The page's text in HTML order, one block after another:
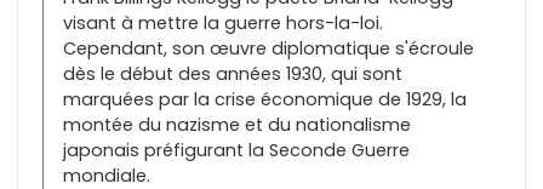
visant à mettre la guerre hors-la-loi.
Cependant, son œuvre diplomatique s'écroule
dès le début des années 1930, qui sont
marquées par la crise économique de 1929, la
montée du nazisme et du nationalisme
japonais préfigurant la Seconde Guerre
mondiale.